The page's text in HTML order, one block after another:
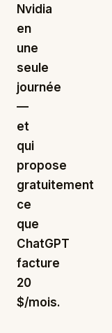
Nvidia
en
une
seule
journée
—
et
qui
propose
gratuitement
ce
que
ChatGPT
facture
20
$/mois.